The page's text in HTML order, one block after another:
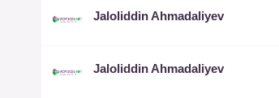
Jaloliddin Ahmadaliyev
Jaloliddin Ahmadaliyev